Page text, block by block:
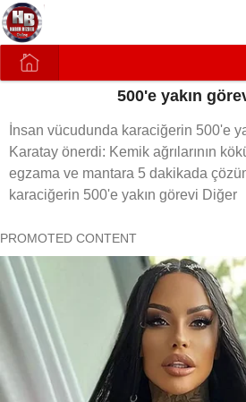
500'e yakın
İnsan vücudunda karaciğerin 500'e
Karatay önerdi: Kemik ağrılarının
egzama ve mantara 5 dakikada
karaciğerin 500'e yakın görevi Diğer